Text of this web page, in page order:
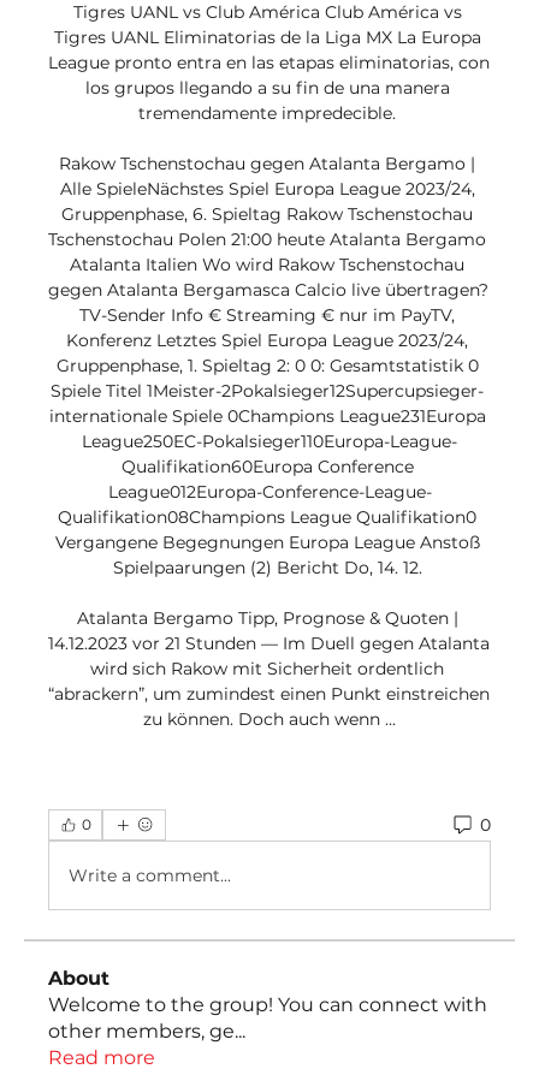
Tigres UANL vs Club América Club América vs
Tigres UANL Eliminatorias de la Liga MX La Europa
League pronto entra en las etapas eliminatorias, con
los grupos llegando a su fin de una manera
tremendamente impredecible.
Rakow Tschenstochau gegen Atalanta Bergamo |
Alle SpieleNächstes Spiel Europa League 2023/24,
Gruppenphase, 6. Spieltag Rakow Tschenstochau
Tschenstochau Polen 21:00 heute Atalanta Bergamo
Atalanta Italien Wo wird Rakow Tschenstochau
gegen Atalanta Bergamasca Calcio live übertragen?
TV-Sender Info € Streaming € nur im PayTV,
Konferenz Letztes Spiel Europa League 2023/24,
Gruppenphase, 1. Spieltag 2: 0 0: Gesamtstatistik 0
Spiele Titel 1Meister-2Pokalsieger12Supercupsieger-
internationale Spiele 0Champions League231Europa
League250EC-Pokalsieger110Europa-League-
Qualifikation60Europa Conference
League012Europa-Conference-League-
Qualifikation08Champions League Qualifikation0
Vergangene Begegnungen Europa League Anstoß
Spielpaarungen (2) Bericht Do, 14. 12.
Atalanta Bergamo Tipp, Prognose & Quoten |
14.12.2023 vor 21 Stunden — Im Duell gegen Atalanta
wird sich Rakow mit Sicherheit ordentlich
“abrackern”, um zumindest einen Punkt einstreichen
zu können. Doch auch wenn ...
0 0
Write a comment...
About
Welcome to the group! You can connect with
other members, ge...
Read more